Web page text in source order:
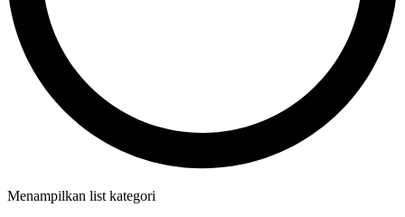
Menampilkan list kategori